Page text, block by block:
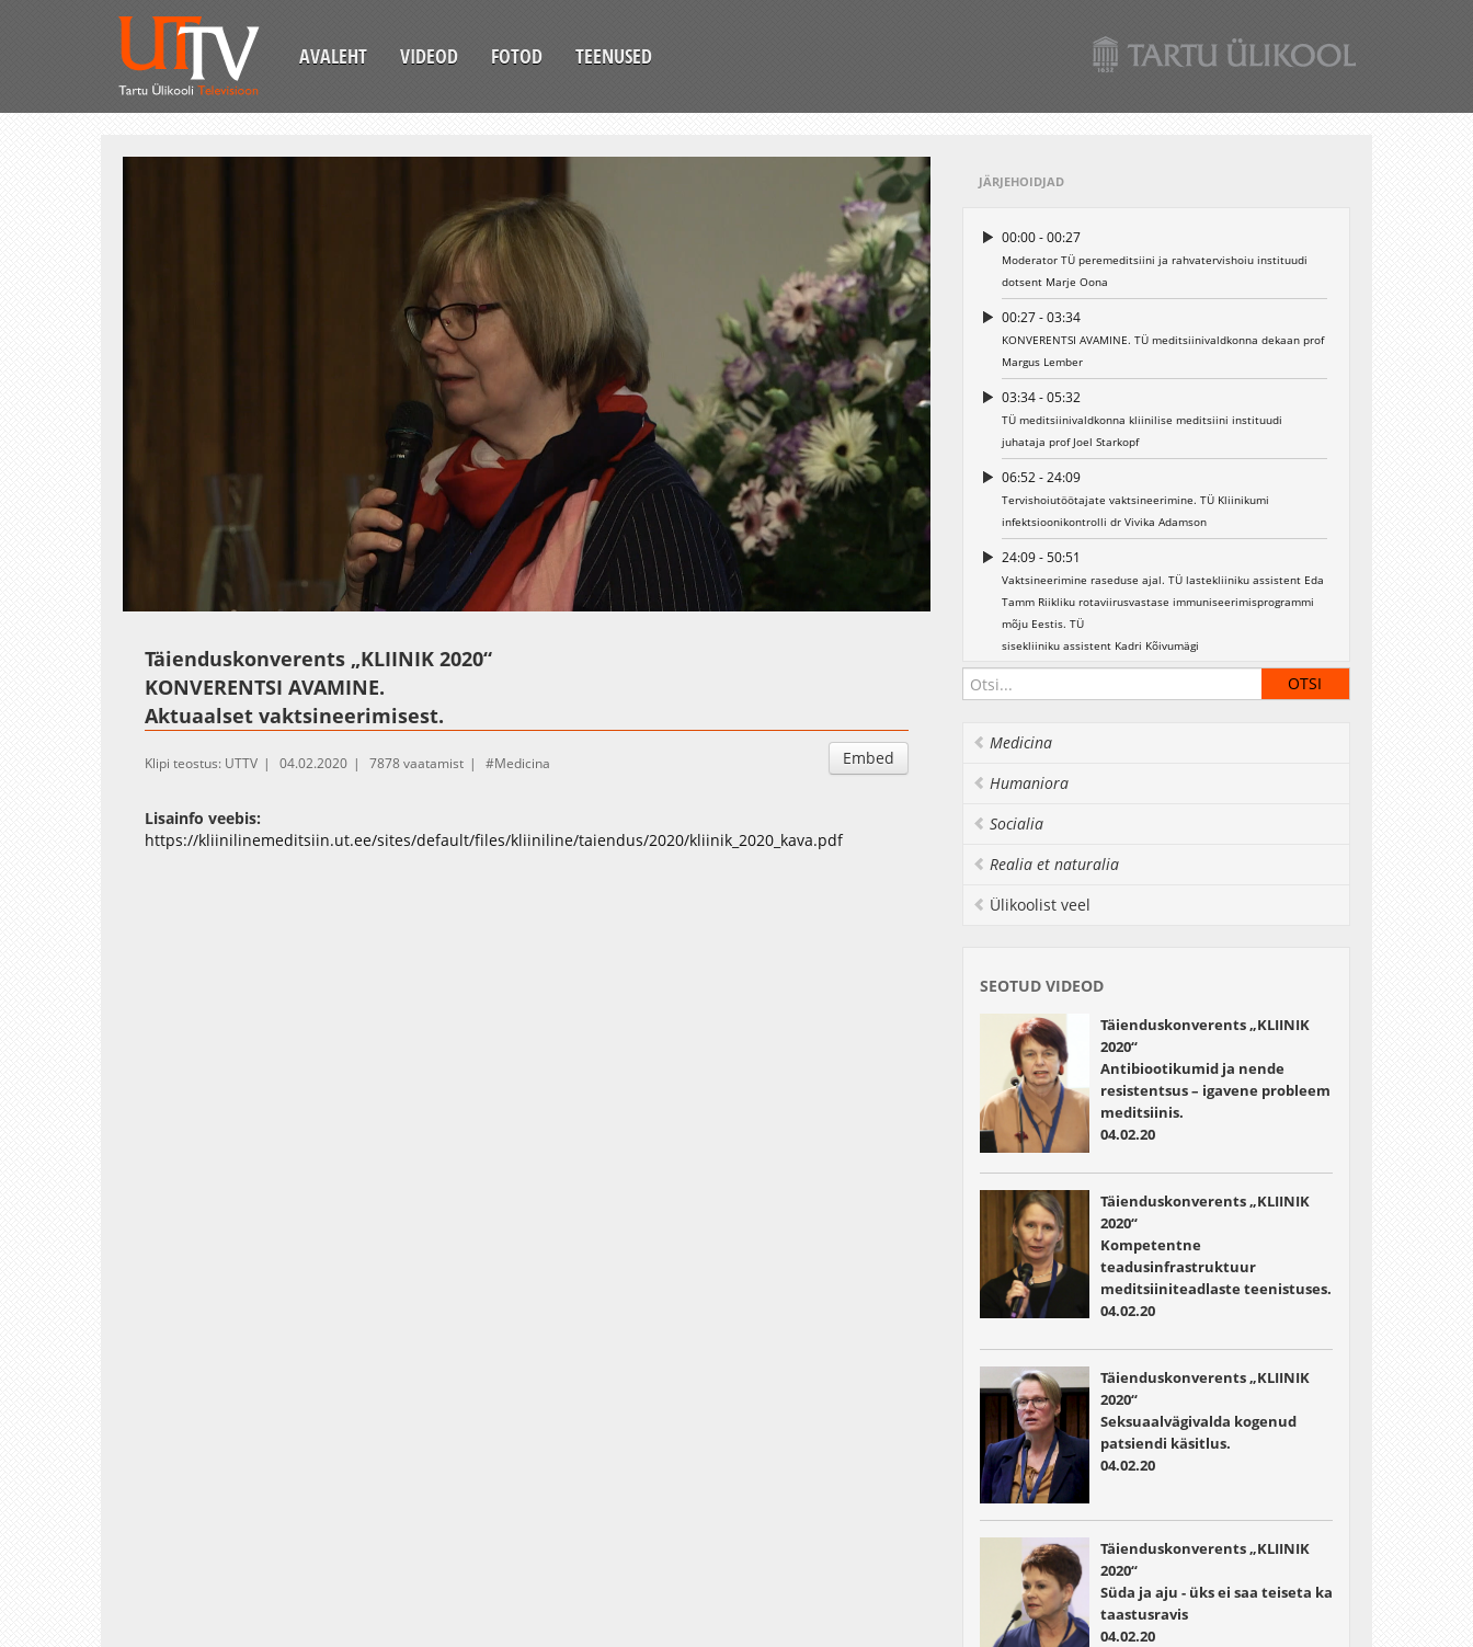
AVALEHT VIDEOD FOTOD TEENUSED
0.29%
Esituskiirused
Auto
Täienduskonverents „KLIINIK 2020“
KONVERENTSI AVAMINE.
Aktuaalset vaktsineerimisest.
Embed
Klipi teostus: UTTV 04.02.2020 7878 vaatamist Medicina
Lisainfo veebis:
https://kliinilinemeditsiin.ut.ee/sites/default/files/kliiniline/taiendus/2020/kliinik_2020_kava.pdf
JÄRJEHOIDJAD
00:00 - 00:27
Moderator TÜ peremeditsiini ja rahvatervishoiu instituudi
dotsent Marje Oona
00:27 - 03:34
KONVERENTSI AVAMINE. TÜ meditsiinivaldkonna dekaan prof
Margus Lember
03:34 - 05:32
TÜ meditsiinivaldkonna kliinilise meditsiini instituudi
juhataja prof Joel Starkopf
06:52 - 24:09
Tervishoiutöötajate vaktsineerimine. TÜ Kliinikumi
infektsioonikontrolli dr Vivika Adamson
24:09 - 50:51
Vaktsineerimine raseduse ajal. TÜ lastekliiniku assistent Eda
Tamm Riikliku rotaviirusvastase immuniseerimisprogrammi
mõju Eestis. TÜ
sisekliiniku assistent Kadri Kõivumägi
12 aastat HPV-vastast vaktsineerimist maailmas. TÜ BSI
Miks on vaja teada vaktsiinvälditavate haiguste
Medicina
Humaniora
Socialia
Realia et naturalia
Ülikoolist veel
SEOTUD VIDEOD
Täienduskonverents „KLIINIK
2020“
Antibiootikumid ja nende
resistentsus – igavene probleem
meditsiinis.
04.02.20
Täienduskonverents „KLIINIK
2020“
Kompetentne
teadusinfrastruktuur
meditsiiniteadlaste teenistuses.
04.02.20
Täienduskonverents „KLIINIK
2020“
Seksuaalvägivalda kogenud
patsiendi käsitlus.
04.02.20
Täienduskonverents „KLIINIK
2020“
Süda ja aju - üks ei saa teiseta ka
taastusravis
04.02.20